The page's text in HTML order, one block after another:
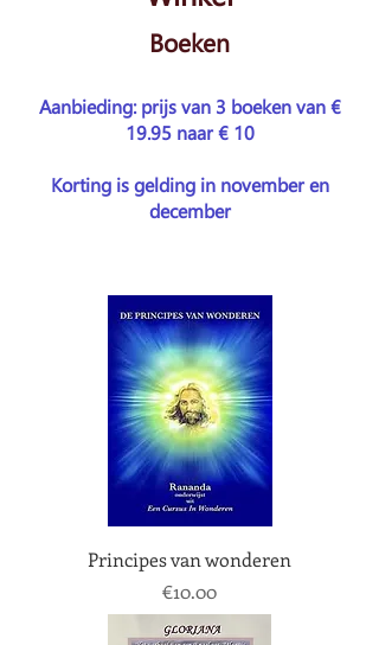
Boeken
Aanbieding: prijs van 3 boeken van €
19.95 naar € 10
Korting is gelding in november en
december
Principes van wonderen
Price
€10.00